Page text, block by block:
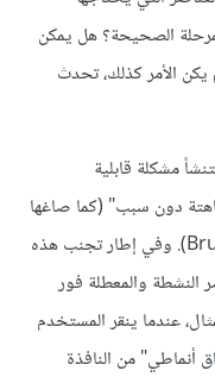
الصحيحة؟ هل يمكن
الأمر كذلك، تحدث
مشكلة قابلية
دون سبب" (كما صاغها
المصمم بروس توغنازيني Bruce Tognazzini). وفي إطار تجنب هذه
النشطة والمعطلة فور
عندما ينقر المستخدم
أنماطي" من النافذة